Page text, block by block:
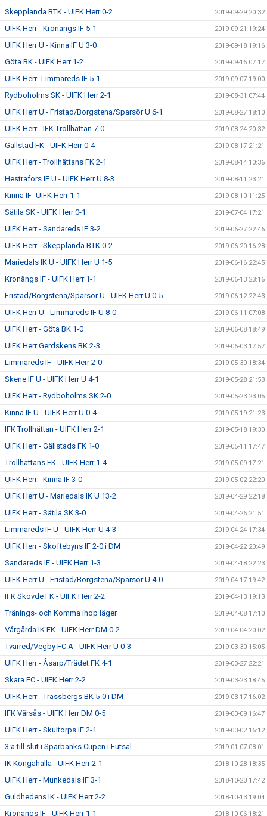
Skepplanda BTK - UIFK Herr 0-2 2019-09-29 20:32
UIFK Herr - Kronängs IF 5-1 2019-09-21 19:24
UIFK Herr U - Kinna IF U 3-0 2019-09-18 19:16
Göta BK - UIFK Herr 1-2 2019-09-16 07:17
UIFK Herr- Limmareds IF 5-1 2019-09-07 19:00
Rydboholms SK - UIFK Herr 2-1 2019-08-31 07:44
UIFK Herr U - Fristad/Borgstena/Sparsör U 6-1 2019-08-27 18:10
UIFK Herr - IFK Trollhättan 7-0 2019-08-24 20:32
Gällstad FK - UIFK Herr 0-4 2019-08-17 21:21
UIFK Herr - Trollhättans FK 2-1 2019-08-14 10:36
Hestrafors IF U - UIFK Herr U 8-3 2019-08-11 23:21
Kinna IF -UIFK Herr 1-1 2019-08-10 11:25
Sätila SK - UIFK Herr 0-1 2019-07-04 17:21
UIFK Herr - Sandareds IF 3-2 2019-06-27 22:46
UIFK Herr - Skepplanda BTK 0-2 2019-06-20 16:28
Mariedals IK U - UIFK Herr U 1-5 2019-06-16 22:45
Kronängs IF - UIFK Herr 1-1 2019-06-13 23:16
Fristad/Borgstena/Sparsör U - UIFK Herr U 0-5 2019-06-12 22:43
UIFK Herr U - Limmareds IF U 8-0 2019-06-11 07:08
UIFK Herr - Göta BK 1-0 2019-06-08 18:49
UIFK Herr Gerdskens BK 2-3 2019-06-03 17:57
Limmareds IF - UIFK Herr 2-0 2019-05-30 18:34
Skene IF U - UIFK Herr U 4-1 2019-05-28 21:53
UIFK Herr - Rydboholms SK 2-0 2019-05-23 23:05
Kinna IF U - UIFK Herr U 0-4 2019-05-19 21:23
IFK Trollhättan - UIFK Herr 2-1 2019-05-18 19:30
UIFK Herr - Gällstads FK 1-0 2019-05-11 17:47
Trollhättans FK - UIFK Herr 1-4 2019-05-09 17:21
UIFK Herr - Kinna IF 3-0 2019-05-02 22:20
UIFK Herr U - Mariedals IK U 13-2 2019-04-29 22:18
UIFK Herr - Sätila SK 3-0 2019-04-26 21:51
Limmareds IF U - UIFK Herr U 4-3 2019-04-24 17:34
UIFK Herr - Skoftebyns IF 2-0 i DM 2019-04-22 20:49
Sandareds IF - UIFK Herr 1-3 2019-04-18 22:23
UIFK Herr U - Fristad/Borgstena/Sparsör U 4-0 2019-04-17 19:42
IFK Skövde FK - UIFK Herr 2-2 2019-04-13 19:13
Tränings- och Komma ihop läger 2019-04-08 17:10
Vårgårda IK FK - UIFK Herr DM 0-2 2019-04-04 20:02
Tvärred/Vegby FC A - UIFK Herr U 0-3 2019-03-30 15:05
UIFK Herr - Åsarp/Trädet FK 4-1 2019-03-27 22:21
Skara FC - UIFK Herr 2-2 2019-03-23 18:45
UIFK Herr - Trässbergs BK 5-0 i DM 2019-03-17 16:02
IFK Värsås - UIFK Herr DM 0-5 2019-03-09 16:47
UIFK Herr - Skultorps IF 2-1 2019-03-02 16:12
3:a till slut i Sparbanks Cupen i Futsal 2019-01-07 08:01
IK Kongahälla - UIFK Herr 2-1 2018-10-28 18:35
UIFK Herr - Munkedals IF 3-1 2018-10-20 17:42
Guldhedens IK - UIFK Herr 2-2 2018-10-13 19:04
Kronängs IF - UIFK Herr 1-1 2018-10-06 18:21